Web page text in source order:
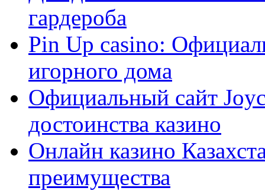
гардероба
Pin Up casino:
игорного дома
Официальный сайт
достоинства казино
Онлайн казино
преимущества